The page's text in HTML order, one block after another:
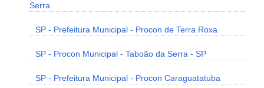
Serra
SP - Prefeitura Municipal - Procon de Terra Roxa
SP - Procon Municipal - Taboão da Serra - SP
SP - Prefeitura Municipal - Procon Caraguatatuba